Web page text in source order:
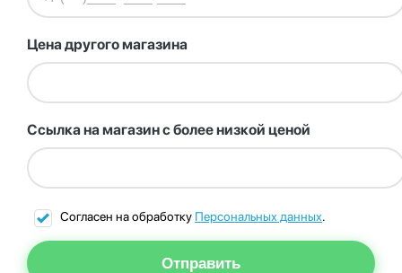
Цена другого магазина
Ссылка на магазин с более низкой ценой
Согласен на обработку Персональных данных.
Отправить